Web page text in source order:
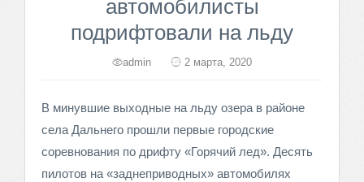
автомобилисты
подрифтовали на льду
admin 2 марта, 2020
В минувшие выходные на льду озера в районе
села Дальнего прошли первые городские
соревнования по дрифту «Горячий лед». Десять
пилотов на «заднеприводных» автомобилях